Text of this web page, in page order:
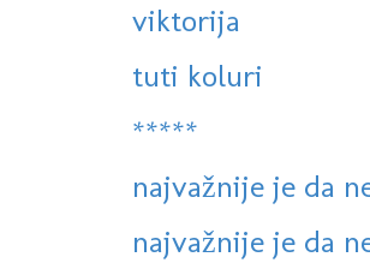
viktorija
tuti koluri
*****
najvažnije je da
najvažnije je da